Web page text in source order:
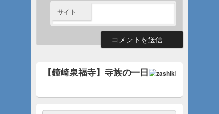
サイト
【鐘崎泉福寺】寺族の一日